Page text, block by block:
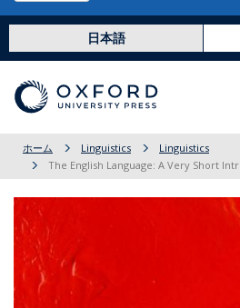
日本語
ホーム Linguistics
Linguistics
The English Language: A Very Short